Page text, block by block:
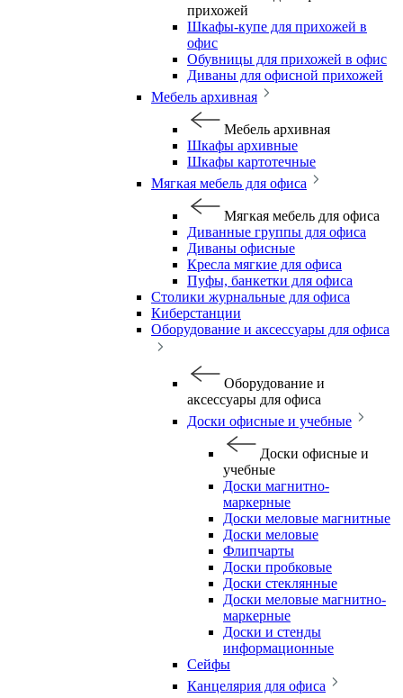
прихожей
Шкафы-купе для прихожей в
офис
Обувницы для прихожей в офис
Диваны для офисной прихожей
Мебель архивная
Мебель архивная
Шкафы архивные
Шкафы картотечные
Мягкая мебель для офиса
Мягкая мебель для офиса
Диванные группы для офиса
Диваны офисные
Кресла мягкие для офиса
Пуфы, банкетки для офиса
Столики журнальные для офиса
Киберстанции
Оборудование и аксессуары для офиса
Оборудование и
аксессуары для офиса
Доски офисные и учебные
Доски офисные и
учебные
Доски магнитно-
маркерные
Доски меловые магнитные
Доски меловые
Флипчарты
Доски пробковые
Доски стеклянные
Доски меловые магнитно-
маркерные
Доски и стенды
информационные
Сейфы
Канцелярия для офиса